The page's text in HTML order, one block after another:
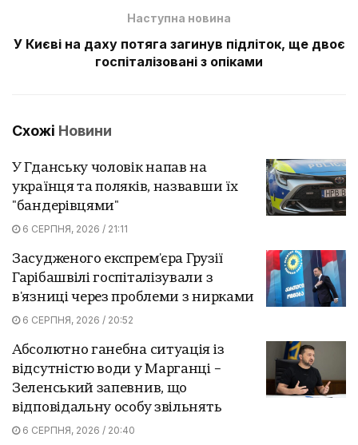
Наступна новина
У Києві на даху потяга загинув підліток, ще двоє
госпіталізовані з опіками
Схожі Новини
У Гданську чоловік напав на
українця та поляків, назвавши їх
"бандерівцями"
6 СЕРПНЯ, 2026 / 21:11
Засудженого експрем'єра Грузії
Гарібашвілі госпіталізували з
в'язниці через проблеми з нирками
6 СЕРПНЯ, 2026 / 20:52
Абсолютно ганебна ситуація із
відсутністю води у Марганці –
Зеленський запевнив, що
відповідальну особу звільнять
6 СЕРПНЯ, 2026 / 20:40